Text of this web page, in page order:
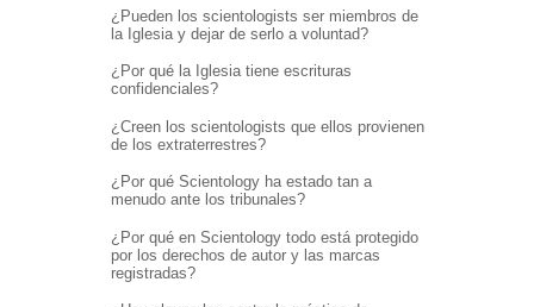
¿Pueden los scientologists ser miembros de
la Iglesia y dejar de serlo a voluntad?
¿Por qué la Iglesia tiene escrituras
confidenciales?
¿Creen los scientologists que ellos provienen
de los extraterrestres?
¿Por qué Scientology ha estado tan a
menudo ante los tribunales?
¿Por qué en Scientology todo está protegido
por los derechos de autor y las marcas
registradas?